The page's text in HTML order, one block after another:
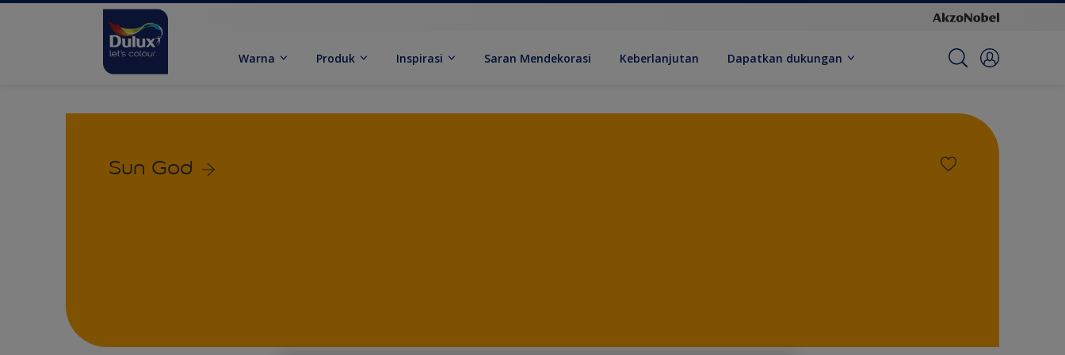
Warna Produk Inspirasi Saran Mendekorasi Keberlanjutan Dapatkan dukungan
Sun God